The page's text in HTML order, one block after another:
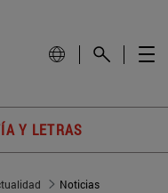
Y LETRAS
Noticias